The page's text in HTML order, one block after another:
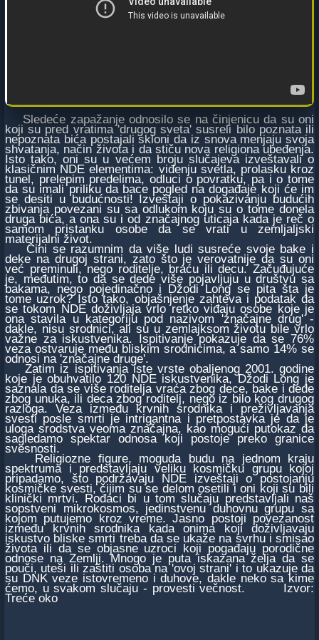
Sledeće zapažanje odnosilo se na činjenicu da su oni
koji su pred vratima 'drugog sveta' susreli bilo poznata ili
nepoznata bića postajali skloni da iz snova menjaju svoja
shvatanja, način života i da stiču nova religiona ubeđenja.
Isto tako, oni su u većem broju slučajeva izveštavali o
klasičnim NDE elementima: viđenju svetla, prolasku kroz
tunel, prelepim predelima, odluci o povratku, pa i o tome
da su imali priliku da bace pogled na događaje koji će im
se desiti u budućnosti! Izveštaji o pokazivanju budućih
zbivanja povezani su sa odlukom koju su o tome donela
druga bića, a ona su i od značajnog uticaja kada je reč o
samom pristanku osobe da se vrati u zemljaljski
materijalni život.
Čini se razumnim da više ludi susreće svoje bake i
deke na drugoj strani, zato što je verovatnije da su oni
već preminuli, nego roditelje, braću ili decu. Začuđujuće
je, međutim, to da se dede više pojavljuju u društvu sa
bakama, nego pojedinačno i Džodi Long se pita šta je
tome uzrok? Isto tako, objašnjenje zahteva i podatak da
se tokom NDE doživljaja vrlo retko viđaju osobe koje je
ona stavila u kategoriju pod nazivom 'značajne drug' -
dakle, nisu srodnici, ali su u zemlajksom životu bile vrlo
važne za iskustvenika. Ispitivanje pokazuje da se 76%
veza ostvaruje među bliskim srodnicima, a samo 14% se
odnosi na 'značajne druge'.
Zatim iz ispitivanja iste vrste obaljenog 2001. godine
koje je obuhvatilo 120 NDE iskustvenika, Džodi Long je
saznala da se više roditelja vraća zbog dece, bake i dede
zbog unuka, ili deca zbog roditelj, nego iz bilo kog drugog
razloga. Veza između krvnih srodnika i preživljavanja
svesti posle smrti je intrigantna i pretpostavka je da je
uloga srodstva veoma značajna, kao mogući putokaz da
sagledamo spektar odnosa koji postoje preko granice
svesnosti.
Religiozne figure, moguda budu na jednom kraju
spektruma i predstavljaju veliku kosmičku grupu kojoj
pripadamo, što podržavaju NDE izveštaji o postojanju
kosmičke svesti, čijim su se delom osetili i oni koji su bili
klinički mrtvi. Rođaci bi u tom slučaju predstavljali naš
sopstveni mikrokosmos, jedinstvenu duhovnu grupu sa
kojom putujemo kroz vreme. Jasno postoji povezanost
između krvnih srodnika kada onima koji doživljavaju
iskustvo bliske smrti treba da se ukaže na svrhu i smisao
života ili da se objasne uzroci koji pogađaju porodične
odnose na Zemlji. Mnogo je puta iskazana želja da se
pouči, uteši ili zaštiti osoba na 'ovoj strani' i to ukazuje da
su DNK veze istovremeno i duhove, dakle neko sa kime
ćemo, u svakom slučaju - provesti večnost. Izvor:
Treće oko